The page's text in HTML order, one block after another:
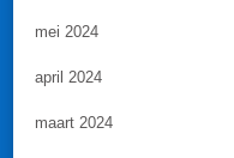
mei 2024
april 2024
maart 2024